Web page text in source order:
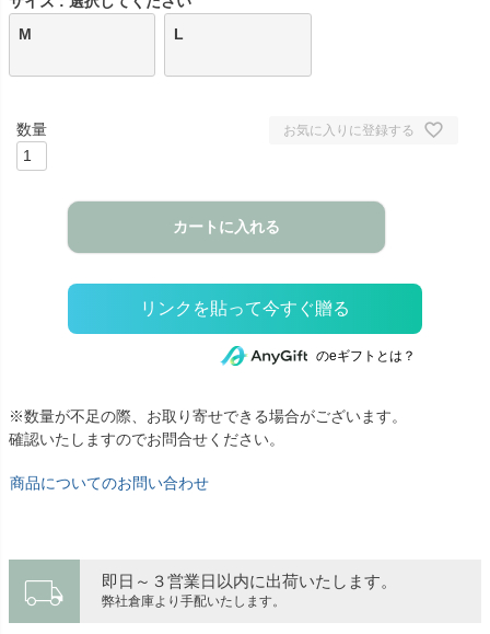
M
L
お気に入りに登録する
カートに入れる
のeギフトとは？
※数量が不足の際、お取り寄せできる場合がございます。
確認いたしますのでお問合せください。
商品についてのお問い合わせ
local_shipping 即日～３営業日以内に出荷いたします。
弊社倉庫より手配いたします。